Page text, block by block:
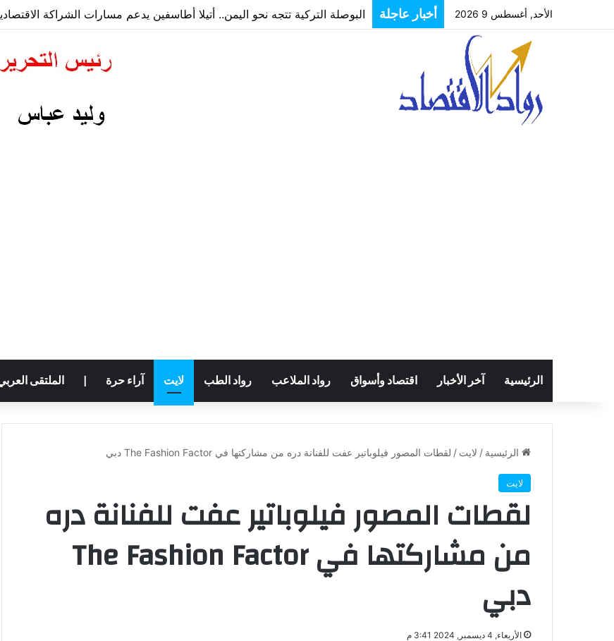
الأحد, أغسطس 9 2026 أخبار عاجلة
البوصلة التركية تتجه نحو اليمن.. أتيلا أطاسفين يدعم مسارات الشراكة الاقتصادية
الرئيسية آخر الأخبار اقتصاد وأسواق رواد الملاعب رواد الطب لايت آراء حرة الملتقى
الرئيسية / لايت / لقطات المصور فيلوباتير عفت للفنانة دره من مشاركتها في The Fashion Factor دبي
لايت
لقطات المصور فيلوباتير عفت للفنانة دره
من مشاركتها في The Fashion Factor
دبي
الأربعاء, 4 ديسمبر, 2024 3:41 م